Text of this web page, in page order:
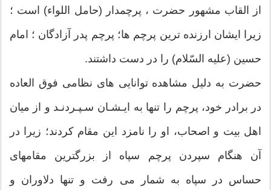
از القاب مشهور حضرت ، پرچمدار (حامل اللواء) است ؛
زیرا ایشان ارزنده ترین پرچم ها؛ پرچم پدر آزادگان ؛ امام
حسین (علیه السّلام) را در دست داشتند.
حضرت به دلیل مشاهده توانایی هاى نظامى فوق العاده
در برادر خود، پرچم را تنها به ایـشـان سـپـردنـد و از میان
اهل بیت و اصحاب، او را نامزد این مقام كردند؛ زیرا در
آن هنگام سپردن پرچم سپاه از بزرگترین مقامهاى
حساس در سپاه به شمار مى رفت و تنها دلاوران و